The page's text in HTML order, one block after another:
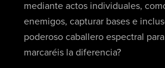
mediante actos individuales,
enemigos, capturar bases e
poderoso caballero espectral
marcaréis la diferencia?